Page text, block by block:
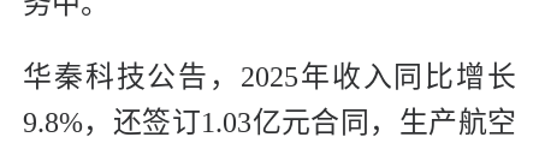
华秦科技公告，2025年收入同比增长
9.8%，还签订1.03亿元合同，生产航空